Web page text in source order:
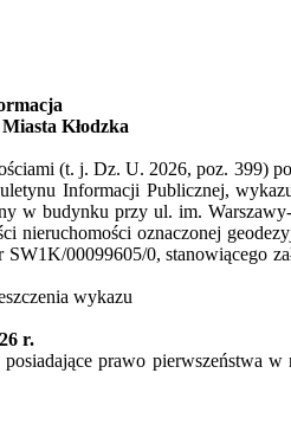
Kłodzka
(t. j. Dz. U. 2026, poz. 399)
Informacji Publicznej,
w budynku przy ul. im.
nieruchomości oznaczonej
00099605/0, stanowiącego
wykazu
r.
prawo pierwszeństwa w